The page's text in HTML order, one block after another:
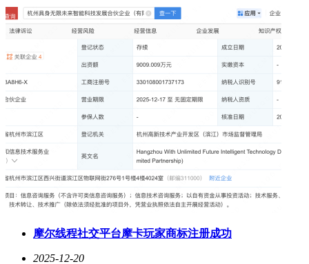
竞争加剧等挑战。
摩尔线程社交平台摩卡玩家商标注册成功
2025-12-20